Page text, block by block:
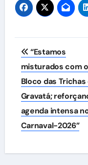
Navegação
de
Post
“Estamos
misturados com o
Bloco das Trichas
Gravatá;
agenda intensa
Carnaval-2026”